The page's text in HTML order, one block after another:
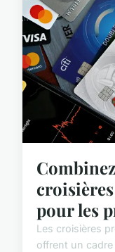
pour les
Les croisières
offrent un